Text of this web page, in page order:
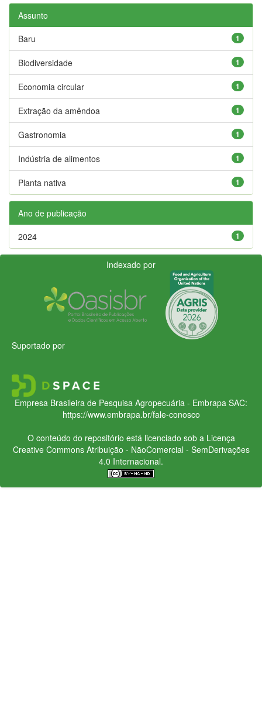
Assunto
1
Baru
1
Biodiversidade
1
Economia circular
1
Extração da amêndoa
1
Gastronomia
1
Indústria de alimentos
1
Planta nativa
Ano de publicação
1
2024
Indexado por
Suportado por
Empresa Brasileira de Pesquisa Agropecuária - Embrapa SAC:
https://www.embrapa.br/fale-conosco
O conteúdo do repositório está licenciado sob a Licença
Creative CommonsAtribuição - NãoComercial - SemDerivações
4.0 Internacional.